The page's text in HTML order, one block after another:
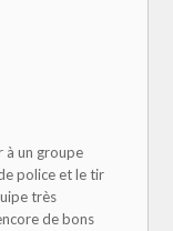
à un groupe
police et le tir
très
de bons